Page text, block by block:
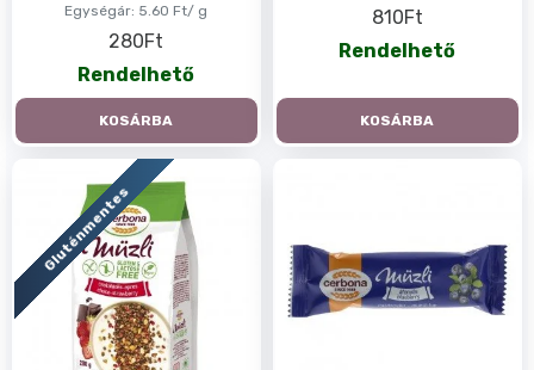
Egységár: 5.60 Ft/ g
280Ft
Rendelhető
KOSÁRBA
810Ft
Rendelhető
KOSÁRBA
Gluténmentes